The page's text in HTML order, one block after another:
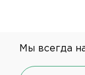
Мы всегда